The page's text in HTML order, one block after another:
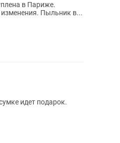
в Париже.
изменения. Пыльник в...
идет подарок.